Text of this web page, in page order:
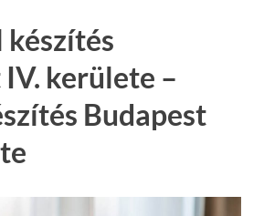
kerülete –
Budapest